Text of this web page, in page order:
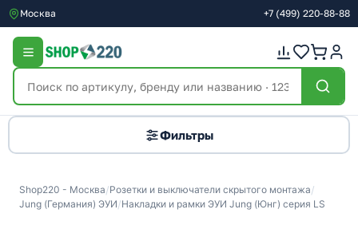
Москва +7 (499) 220-88-88
Фильтры
Shop220 - Москва/Розетки и выключатели скрытого монтажа/
Jung (Германия) ЭУИ/Накладки и рамки ЭУИ Jung (Юнг) серия LS